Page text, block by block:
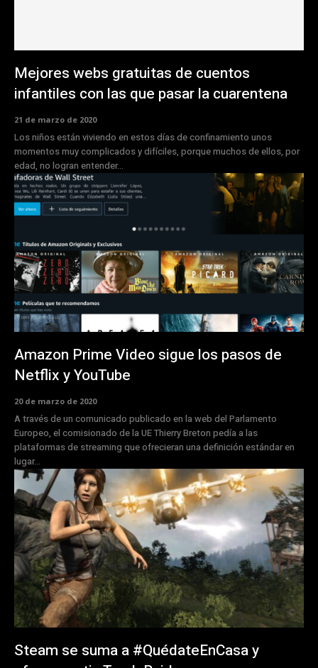
Mejores webs gratuitas de cuentos
infantiles con las que pasar la cuarentena
21 de marzo de 2020
Los niños están viviendo en estos días de confinamiento unos
momentos muy complicados y difíciles, porque muchos de ellos, por
edad, no logran entender...
Amazon Prime Video sigue los pasos de
Netflix y YouTube
20 de marzo de 2020
A través de un comunicado publicado en la web del Parlamento
Europeo, el comisionado de la UE Thierry Breton pedía a las
plataformas de streaming que ofrecieran una definición estándar en
lugar...
Steam se suma a #QuédateEnCasa y